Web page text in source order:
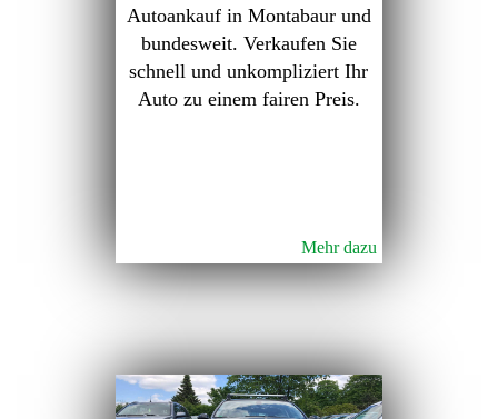
Autoankauf in Montabaur und
bundesweit. Verkaufen Sie
schnell und unkompliziert Ihr
Auto zu einem fairen Preis.
Mehr dazu